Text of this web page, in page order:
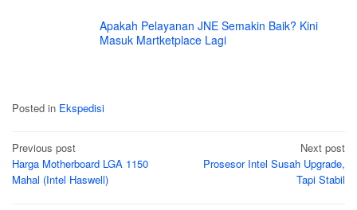
Apakah Pelayanan JNE Semakin Baik? Kini
Masuk Martketplace Lagi
Posted in Ekspedisi
Post
navigation
Previous post
Harga Motherboard LGA 1150
Mahal (Intel Haswell)
Next post
Prosesor Intel Susah Upgrade,
Tapi Stabil